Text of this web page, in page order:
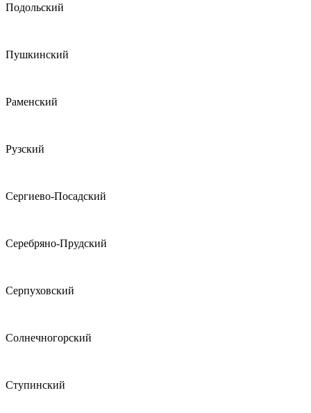
Подольский
Пушкинский
Раменский
Рузский
Сергиево-Посадский
Серебряно-Прудский
Серпуховский
Солнечногорский
Ступинский